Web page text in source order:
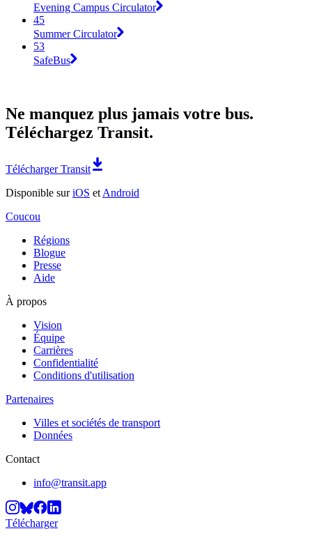
Evening Campus Circulator
45
Summer Circulator
53
SafeBus
Ne manquez plus jamais votre bus.
Téléchargez Transit.
Télécharger Transit
Disponible suriOS et Android
Coucou
Régions
Blogue
Presse
Aide
À propos
Vision
Équipe
Carrières
Confidentialité
Conditions d'utilisation
Partenaires
Villes et sociétés de transport
Données
Contact
info@transit.app
Télécharger